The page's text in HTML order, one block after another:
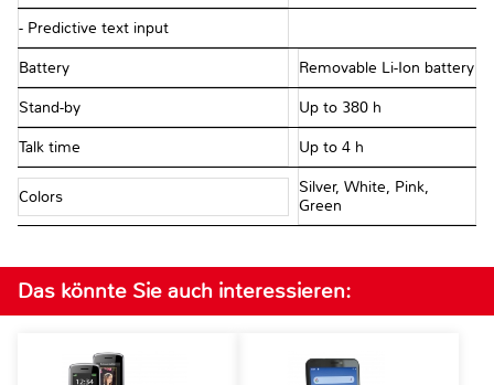
- Predictive text input
Battery Removable Li-Ion battery
Stand-by Up to 380 h
Talk time Up to 4 h
Colors
Silver, White, Pink,
Green
Das könnte Sie auch interessieren: